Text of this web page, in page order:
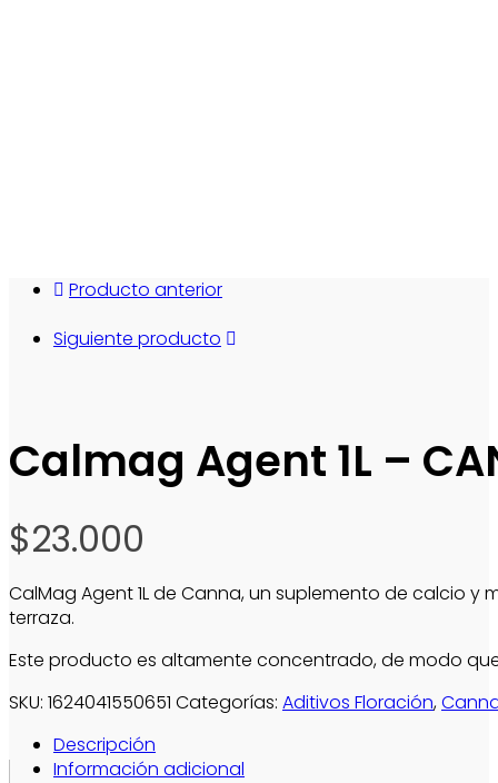
Producto anterior
Siguiente producto
Calmag Agent 1L –
$23.000
CalMag Agent 1L de Canna, un suplemento de calcio
terraza.
Este producto es altamente concentrado, de modo
SKU: 1624041550651 Categorías: Aditivos Floración,
Descripción
Información adicional